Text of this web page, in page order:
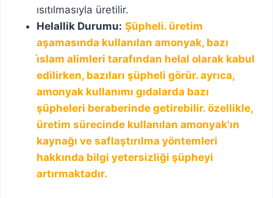
ısıtılmasıyla üretilir.
Helallik Durumu: Şüpheli. üretim
aşamasında kullanılan amonyak, bazı
i̇slam alimleri tarafından helal olarak kabul
edilirken, bazıları şüpheli görür. ayrıca,
amonyak kullanımı gıdalarda bazı
şüpheleri beraberinde getirebilir. özellikle,
üretim sürecinde kullanılan amonyak'ın
kaynağı ve saflaştırılma yöntemleri
hakkında bilgi yetersizliği şüpheyi
artırmaktadır.